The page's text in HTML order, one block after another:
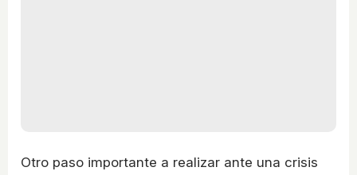
Otro paso importante a realizar ante una crisis